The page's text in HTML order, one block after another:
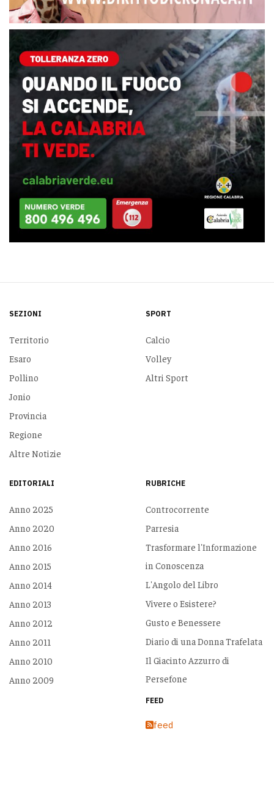
SEZIONI
Territorio
Esaro
Pollino
Jonio
Provincia
Regione
Altre Notizie
SPORT
Calcio
Volley
Altri Sport
EDITORIALI
Anno 2025
Anno 2020
Anno 2016
Anno 2015
Anno 2014
Anno 2013
Anno 2012
Anno 2011
Anno 2010
Anno 2009
RUBRICHE
Controcorrente
Parresia
Trasformare l'Informazione
in Conoscenza
L'Angolo del Libro
Vivere o Esistere?
Gusto e Benessere
Diario di una Donna Trafelata
Il Giacinto Azzurro di
Persefone
FEED
feed